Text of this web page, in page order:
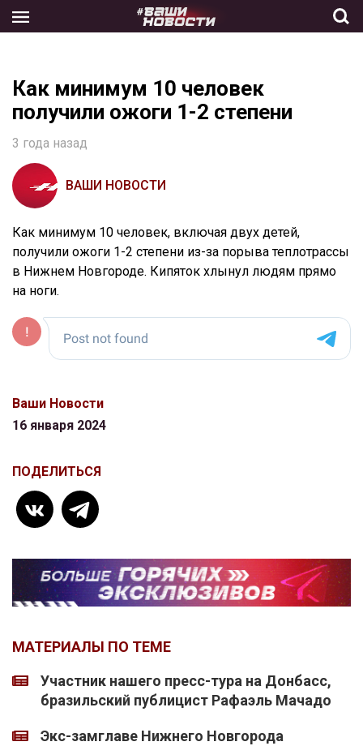
the
Как минимум 10 человек
получили ожоги 1-2 степени
3 года назад
ВАШИ НОВОСТИ
Как минимум 10 человек, включая двух детей,
получили ожоги 1-2 степени из-за порыва теплотрассы
в Нижнем Новгороде. Кипяток хлынул людям прямо
на ноги.
Ваши Новости
16 января 2024
ПОДЕЛИТЬСЯ
МАТЕРИАЛЫ ПО ТЕМЕ
Участник нашего пресс-тура на Донбасс,
бразильский публицист Рафаэль Мачадо
Экс-замглаве Нижнего Новгорода